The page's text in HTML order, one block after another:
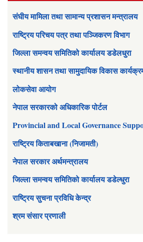
संघीय मामिला तथा सामान्य प्रशासन मन्त्रालय
राष्ट्रिय परिचय पत्र तथा पञ्जिकरण विभाग
जिल्ला समन्वय समितिको कार्यालय डडेलधुरा
स्थानीय शासन तथा सामुदायिक विकास
लोकसेवा आयोग
नेपाल सरकारको अधिकारिक पोर्टल
Provincial and Local Governance
राष्ट्रिय किताबखाना (निजामती)
नेपाल सरकार अर्थमन्त्रालय
जिल्ला समन्वय समितिको कार्यालय डडेल्धुरा
राष्ट्रिय सुचना प्रविधि केन्द्र
श्रम संसार प्रणाली